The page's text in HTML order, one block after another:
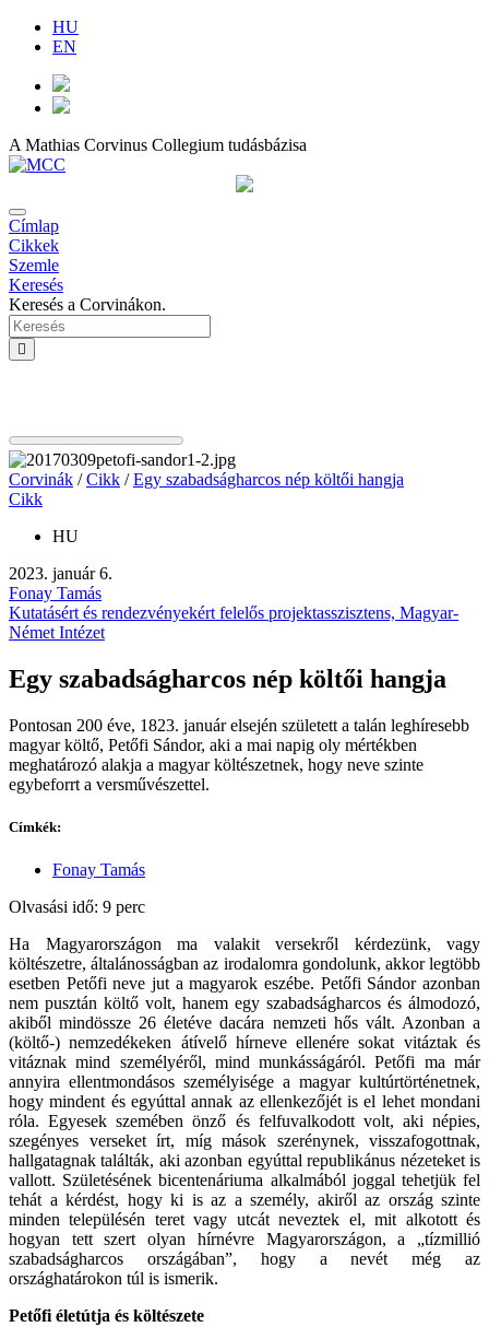
HU
EN
A Mathias Corvinus Collegium tudásbázisa
Címlap
Cikkek
Szemle
Keresés
Keresés a Corvinákon.
Corvinák /Cikk /Egy szabadságharcos nép költői hangja
Cikk
HU
2023. január 6.
Fonay Tamás
Kutatásért és rendezvényekért felelős projektasszisztens, Magyar-
Német Intézet
Egy szabadságharcos nép költői hangja
Pontosan 200 éve, 1823. január elsején született a talán leghíresebb
magyar költő, Petőfi Sándor, aki a mai napig oly mértékben
meghatározó alakja a magyar költészetnek, hogy neve szinte
egybeforrt a versművészettel.
Címkék:
Fonay Tamás
Olvasási idő: 9 perc
Ha Magyarországon ma valakit versekről kérdezünk, vagy
költészetre, általánosságban az irodalomra gondolunk, akkor legtöbb
esetben Petőfi neve jut a magyarok eszébe. Petőfi Sándor azonban
nem pusztán költő volt, hanem egy szabadságharcos és álmodozó,
akiből mindössze 26 életéve dacára nemzeti hős vált. Azonban a
(költő-) nemzedékeken átívelő hírneve ellenére sokat vitáztak és
vitáznak mind személyéről, mind munkásságáról. Petőfi ma már
annyira ellentmondásos személyisége a magyar kultúrtörténetnek,
hogy mindent és egyúttal annak az ellenkezőjét is el lehet mondani
róla. Egyesek szemében önző és felfuvalkodott volt, aki népies,
szegényes verseket írt, míg mások szerénynek, visszafogottnak,
hallgatagnak találták, aki azonban egyúttal republikánus nézeteket is
vallott. Születésének bicentenáriuma alkalmából joggal tehetjük fel
tehát a kérdést, hogy ki is az a személy, akiről az ország szinte
minden településén teret vagy utcát neveztek el, mit alkotott és
hogyan tett szert olyan hírnévre Magyarországon, a „tízmillió
szabadságharcos országában”, hogy a nevét még az
országhatárokon túl is ismerik.
Petőfi életútja és költészete